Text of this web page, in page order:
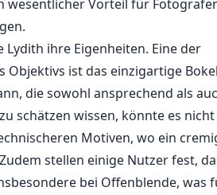
wesentlicher Vorteil für
Lydith ihre Eigenheiten. Eine der
ist das einzigartige
die sowohl ansprechend als
schätzen wissen, könnte es
Motiven, wo ein
stellen einige Nutzer fest,
bei Offenblende, was